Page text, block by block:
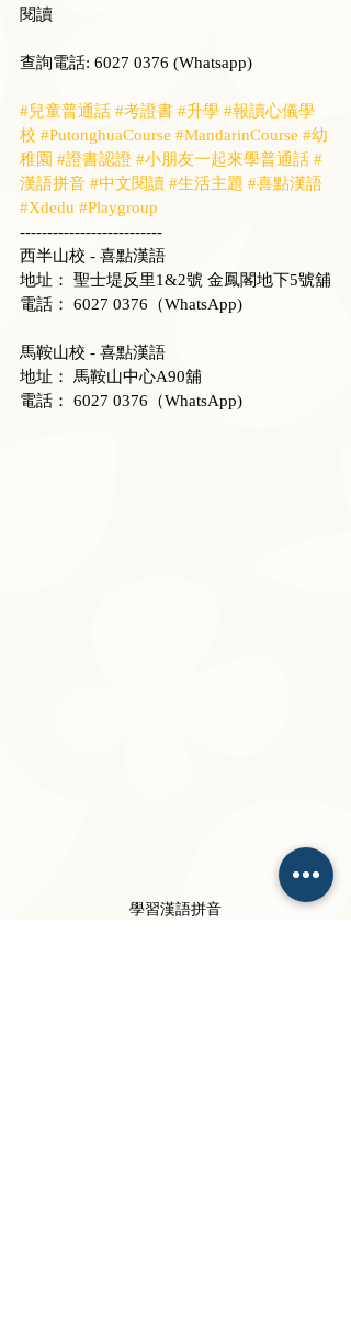
閱讀
查詢電話: 6027 0376 (Whatsapp)
#兒童普通話 #考證書 #升學 #報讀心儀學
校 #PutonghuaCourse #MandarinCourse #幼
稚園 #證書認證 #小朋友一起來學普通話 #
漢語拼音 #中文閱讀 #生活主題 #喜點漢語
#Xdedu #Playgroup
--------------------------
西半山校 - 喜點漢語
地址： 聖士堤反里1&2號 金鳳閣地下5號舖
電話： 6027 0376（WhatsApp)
馬鞍山校 - 喜點漢語
地址： 馬鞍山中心A90舖
電話： 6027 0376（WhatsApp)
學習漢語拼音